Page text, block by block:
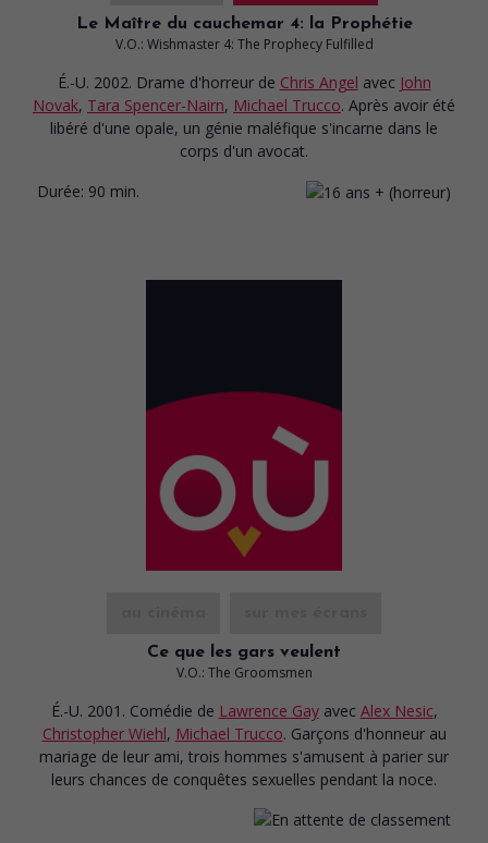
Le Maître du cauchemar 4: la Prophétie
V.O.: Wishmaster 4: The Prophecy Fulfilled
É.-U. 2002. Drame d'horreur de Chris Angel avec John
Novak, Tara Spencer-Nairn, Michael Trucco. Après avoir été
libéré d'une opale, un génie maléfique s'incarne dans le
corps d'un avocat.
Durée: 90 min.
Ce que les gars veulent
V.O.: The Groomsmen
É.-U. 2001. Comédie de Lawrence Gay avec Alex Nesic,
Christopher Wiehl, Michael Trucco. Garçons d'honneur au
mariage de leur ami, trois hommes s'amusent à parier sur
leurs chances de conquêtes sexuelles pendant la noce.